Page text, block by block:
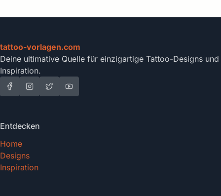
tattoo-vorlagen.com
Deine ultimative Quelle für einzigartige Tattoo-Designs und
Inspiration.
Entdecken
Home
Designs
Inspiration